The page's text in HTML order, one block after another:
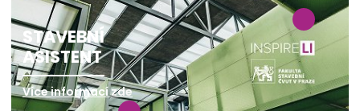
STAVEBNÍ
ASISTENT
Více informací zde